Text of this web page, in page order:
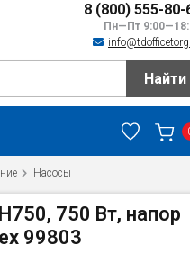
8 (800) 555-80-
Пн—Пт
Найти
Насосы
750 Вт, напор
99803